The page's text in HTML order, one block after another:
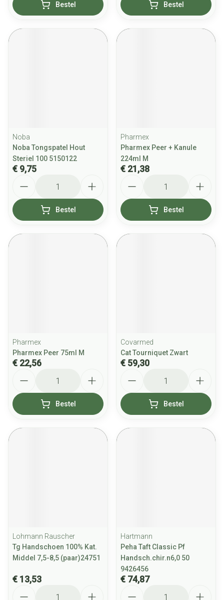
Bestel Bestel
Noba
Noba Tongspatel Hout
Steriel 100 5150122
€ 9,75
Bestel
Pharmex
Pharmex Peer + Kanule
224ml M
€ 21,38
Bestel
Pharmex
Pharmex Peer 75ml M
€ 22,56
Bestel
Covarmed
Cat Tourniquet Zwart
€ 59,30
Bestel
Lohmann Rauscher
Tg Handschoen 100% Kat.
Middel 7,5-8,5 (paar)24751
€ 13,53
Hartmann
Peha Taft Classic Pf
Handsch.chir.n6,0 50
9426456
€ 74,87